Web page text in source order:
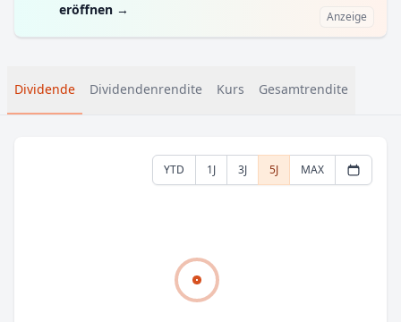
eröffnen → Anzeige
Dividende Dividendenrendite Kurs Gesamtrendite
YTD 1J 3J 5J MAX